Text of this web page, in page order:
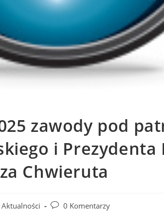
zawody pod
i Prezydenta
Chwieruta
Aktualności 0 Komentarzy